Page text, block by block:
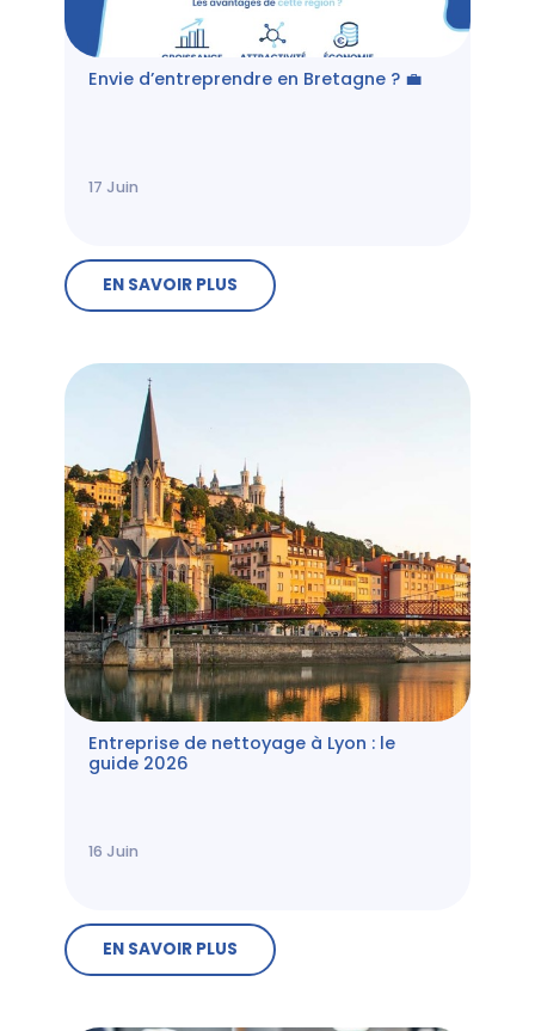
Envie d’entreprendre en Bretagne ? 💼
17 Juin
EN SAVOIR PLUS
Entreprise de nettoyage à Lyon : le
guide 2026
16 Juin
EN SAVOIR PLUS